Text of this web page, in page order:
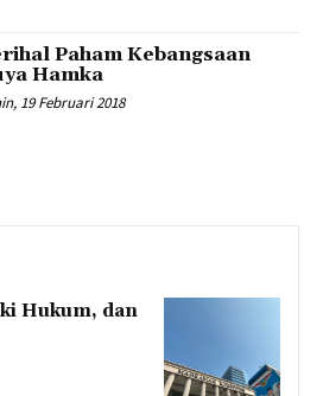
Paham Kebangsaan
Hamka
19 Februari 2018
Hukum, dan